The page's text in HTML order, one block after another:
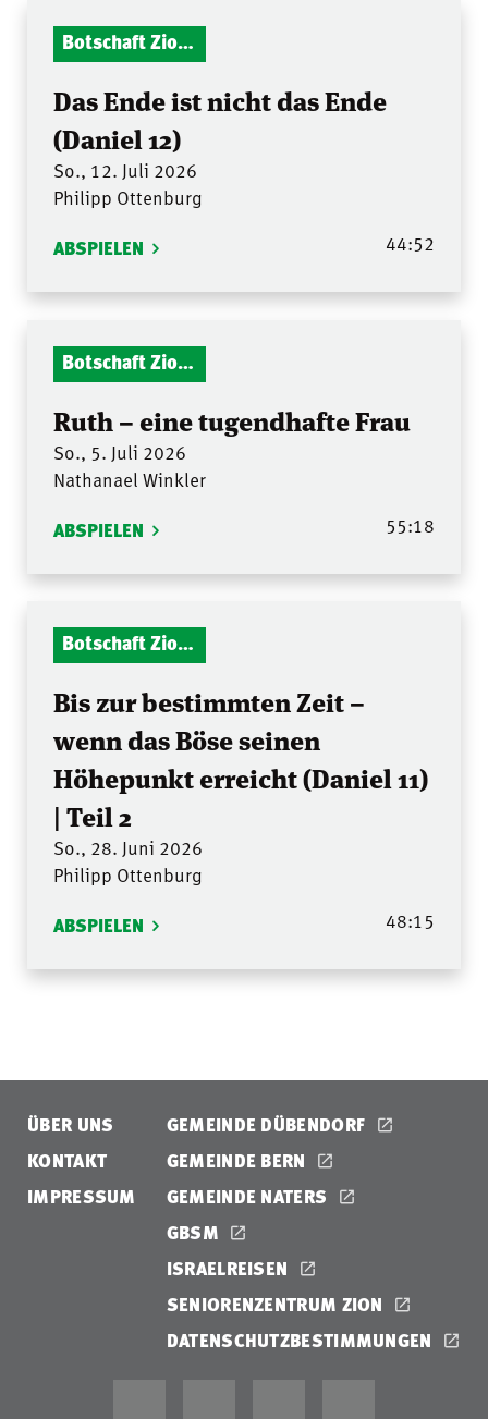
Botschaft Zionshalle
Das Ende ist nicht das Ende
(Daniel 12)
So., 12. Juli 2026
Philipp Ottenburg
ABSPIELEN 44:52
Botschaft Zionshalle
Ruth – eine tugendhafte Frau
So., 5. Juli 2026
Nathanael Winkler
ABSPIELEN 55:18
Botschaft Zionshalle
Bis zur bestimmten Zeit –
wenn das Böse seinen
Höhepunkt erreicht (Daniel 11)
| Teil 2
So., 28. Juni 2026
Philipp Ottenburg
ABSPIELEN 48:15
ÜBER UNS
KONTAKT
IMPRESSUM
GEMEINDE DÜBENDORF
GEMEINDE BERN
GEMEINDE NATERS
GBSM
ISRAELREISEN
SENIORENZENTRUM ZION
DATENSCHUTZBESTIMMUNGEN